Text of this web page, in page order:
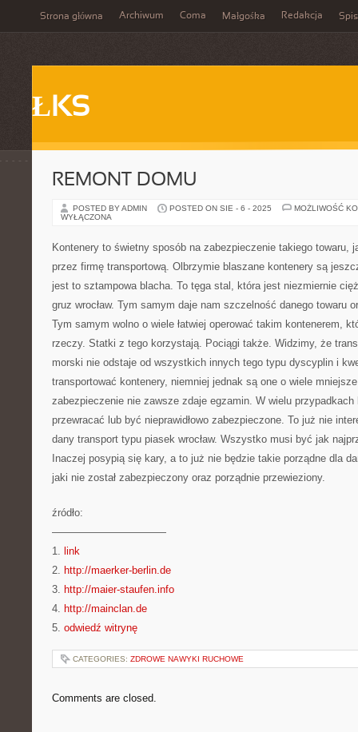
Strona główna Archiwum Coma Małgośka Redakcja
ŁKS
REMONT DOMU
POSTED BY ADMIN POSTED ON SIE - 6 - 2025
MOŻLIWOŚĆ
WYŁĄCZONA
Kontenery to świetny sposób na zabezpieczenie takiego towaru,
przez firmę transportową. Olbrzymie blaszane kontenery są
jest to sztampowa blacha. To tęga stal, która jest niezmiernie
gruz wrocław. Tym samym daje nam szczelność danego towaru
Tym samym wolno o wiele łatwiej operować takim kontenerem,
rzeczy. Statki z tego korzystają. Pociągi także. Widzimy, że
morski nie odstaje od wszystkich innych tego typu dyscyplin i
transportować kontenery, niemniej jednak są one o wiele
zabezpieczenie nie zawsze zdaje egzamin. W wielu przypadkach
przewracać lub być nieprawidłowo zabezpieczone. To już nie
dany transport typu piasek wrocław. Wszystko musi być jak
Inaczej posypią się kary, a to już nie będzie takie porządne dla
jaki nie został zabezpieczony oraz porządnie przewieziony.
źródło:
———————————
1. link
2. http://maerker-berlin.de
3. http://maier-staufen.info
4. http://mainclan.de
5. odwiedź witrynę
CATEGORIES: ZDROWE NAWYKI RUCHOWE
Comments are closed.